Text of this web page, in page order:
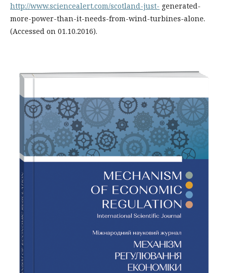
http://www.sciencealert.com/scotland-just- generated-
more-power-than-it-needs-from-wind-turbines-alone.
(Accessed on 01.10.2016).